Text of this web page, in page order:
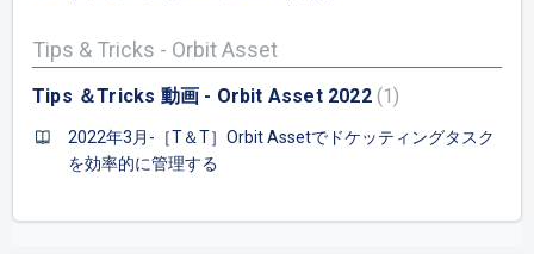
Tips & Tricks - Orbit Asset
Tips ＆Tricks 動画 - Orbit Asset 2022 1
2022年3月-［T＆T］Orbit Assetでドケッティングタスク
を効率的に管理する